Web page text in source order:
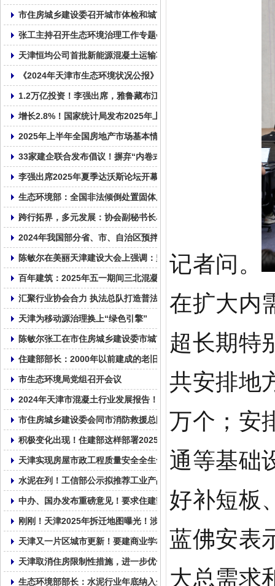
市住房城乡建设委召开城市体检和城市更新规划编制工作动员部署
张工主持召开生态环境治理工作专题会议
天津恒均公司首批新能源混凝土运输车交付使用!
《2024年天津市生态环境状况公报》发布 亮出生态成绩单
1.2万亿投资！李强出席，雅鲁藏布江下游水电工程正式开工！
增长2.8%！国家统计局发布2025年上半年全国固定资产投资统计数
2025年上半年全国房地产市场基本情况
33家建企联合发布倡议！摒弃“内卷式”竞争！
李强出席2025年夏季达沃斯论坛开幕式并致辞
生态环境部：全国非法倾倒处置固体废物专项整治行动启动
跨行拓界，多元发展：协会副秘书长单位天津市鼎华百圣混凝土企
2024年我国部分省、市、自治区预拌混凝土产量统计表
陈敏尔在美丽天津建设大会上强调：坚持走内涵式发展路子，全面
百年建筑：2025年五一期间三北混凝土市场运行情况
汇聚行业协会合力 执法总队打造普法新样本
天津为移动源治理换上“绿色引擎”
陈敏尔张工在市住房城乡建设委市城市管理委调研：以筹备好上合
住建部部长：2000年以前建成的老旧小区纳入城市更新改造范围
市生态环境局党组召开会议
2024年天津市混凝土行业发展报告！
市住房城乡建设委会同市消防救援总队召开全市住建领域安全生产
积极变化出现！住建部这样部署2025年房地产工作
天津实现房屋市政工程质量安全全生命周期数字监管
水泥在列！工信部公示拟推荐工业产品碳足迹核算规则团体标准清
中办、国办发布重磅意见！要求住建部牵头加强指导和总结评估，
刚刚！天津2025年拆迁地图曝光！涉及城更、拆改、新建！28个
天津又一片区城市更新！要建商业学校……
天津取消住房限制性措施，进一步优化房地产政策
生态环境部部长：水泥行业年底纳入全国碳市场！
记者问。
在扩大内
超长期特
共安排地
万个；安
通等基础
好补短板
蓝佛安表
大总需求